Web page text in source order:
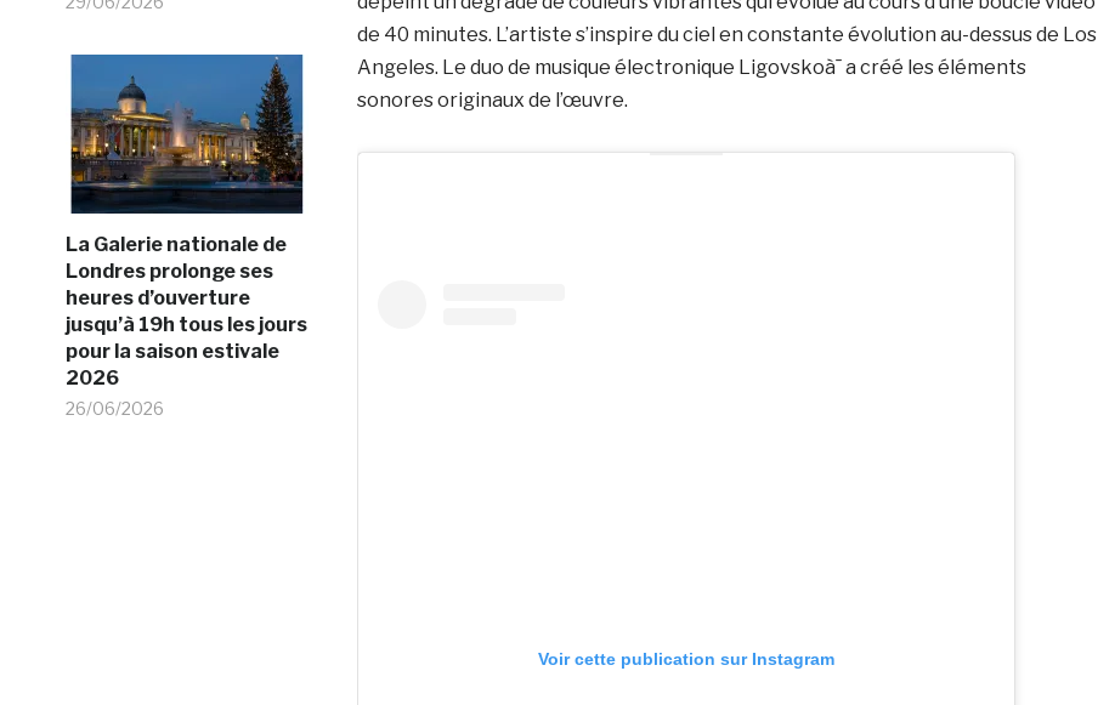
La Galerie nationale de
Londres prolonge ses
heures d’ouverture
jusqu’à 19h tous les jours
pour la saison estivale
2026
26/06/2026
de 40 minutes. L’artiste s’inspire du ciel en constante évolution au-dessus de Los
Angeles. Le duo de musique électronique Ligovskoà¯ a créé les éléments
sonores originaux de l’œuvre.
Voir cette publication sur Instagram